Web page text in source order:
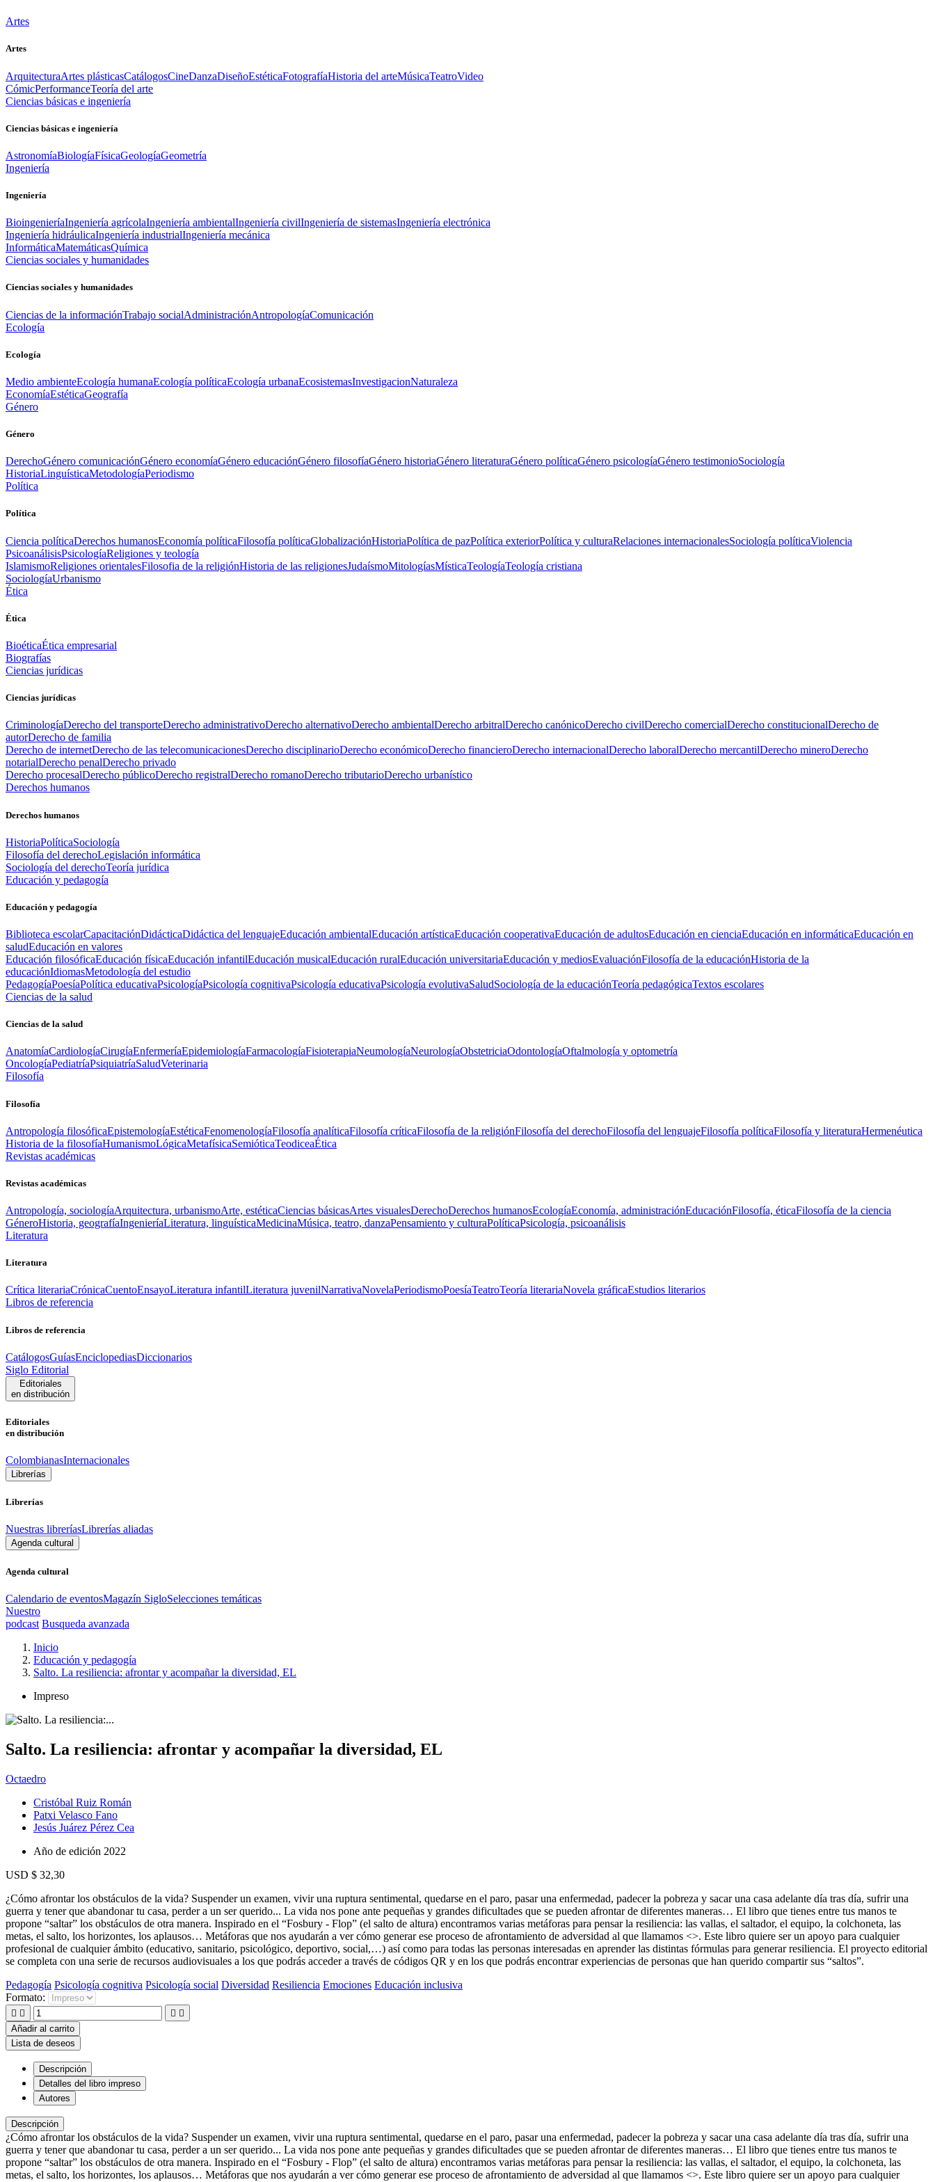
Artes
Artes
ArquitecturaArtes plásticasCatálogosCineDanzaDiseñoEstéticaFotografíaHistoria del arteMúsicaTeatroVideo
CómicPerformanceTeoría del arte
Ciencias básicas e ingeniería
Ciencias básicas e ingeniería
AstronomíaBiologíaFísicaGeologíaGeometría
Ingeniería
Ingeniería
BioingenieríaIngeniería agrícolaIngeniería ambientalIngeniería civilIngeniería de sistemasIngeniería electrónica
Ingeniería hidráulicaIngeniería industrialIngeniería mecánica
InformáticaMatemáticasQuímica
Ciencias sociales y humanidades
Ciencias sociales y humanidades
Ciencias de la informaciónTrabajo socialAdministraciónAntropologíaComunicación
Ecología
Ecología
Medio ambienteEcología humanaEcología políticaEcología urbanaEcosistemasInvestigacionNaturaleza
EconomíaEstéticaGeografía
Género
Género
DerechoGénero comunicaciónGénero economíaGénero educaciónGénero filosofíaGénero historiaGénero literaturaGénero políticaGénero psicologíaGénero testimonioSociología
HistoriaLinguísticaMetodologíaPeriodismo
Política
Política
Ciencia políticaDerechos humanosEconomía políticaFilosofía políticaGlobalizaciónHistoriaPolítica de pazPolítica exteriorPolítica y culturaRelaciones internacionalesSociología políticaViolencia
PsicoanálisisPsicologíaReligiones y teología
IslamismoReligiones orientalesFilosofia de la religiónHistoria de las religionesJudaísmoMitologíasMísticaTeologíaTeología cristiana
SociologíaUrbanismo
Ética
Ética
BioéticaÉtica empresarial
Biografías
Ciencias jurídicas
Ciencias jurídicas
CriminologíaDerecho del transporteDerecho administrativoDerecho alternativoDerecho ambientalDerecho arbitralDerecho canónicoDerecho civilDerecho comercialDerecho constitucionalDerecho de
autorDerecho de familia
Derecho de internetDerecho de las telecomunicacionesDerecho disciplinarioDerecho económicoDerecho financieroDerecho internacionalDerecho laboralDerecho mercantilDerecho mineroDerecho
notarialDerecho penalDerecho privado
Derecho procesalDerecho públicoDerecho registralDerecho romanoDerecho tributarioDerecho urbanístico
Derechos humanos
Derechos humanos
HistoriaPolíticaSociología
Filosofía del derechoLegislación informática
Sociología del derechoTeoría jurídica
Educación y pedagogía
Educación y pedagogía
Biblioteca escolarCapacitaciónDidácticaDidáctica del lenguajeEducación ambientalEducación artísticaEducación cooperativaEducación de adultosEducación en cienciaEducación en informáticaEducación en
saludEducación en valores
Educación filosóficaEducación físicaEducación infantilEducación musicalEducación ruralEducación universitariaEducación y mediosEvaluaciónFilosofía de la educaciónHistoria de la
educaciónIdiomasMetodología del estudio
PedagogíaPoesíaPolítica educativaPsicologíaPsicología cognitivaPsicología educativaPsicología evolutivaSaludSociología de la educaciónTeoría pedagógicaTextos escolares
Ciencias de la salud
Ciencias de la salud
AnatomíaCardiologíaCirugíaEnfermeríaEpidemiologíaFarmacologíaFisioterapiaNeumologíaNeurologíaObstetriciaOdontologíaOftalmología y optometría
OncologíaPediatríaPsiquiatríaSaludVeterinaria
Filosofía
Filosofía
Antropología filosóficaEpistemologíaEstéticaFenomenologíaFilosofía analíticaFilosofía críticaFilosofía de la religiónFilosofía del derechoFilosofía del lenguajeFilosofía políticaFilosofía y literaturaHermenéutica
Historia de la filosofíaHumanismoLógicaMetafísicaSemióticaTeodiceaÉtica
Revistas académicas
Revistas académicas
Antropología, sociologíaArquitectura, urbanismoArte, estéticaCiencias básicasArtes visualesDerechoDerechos humanosEcologíaEconomía, administraciónEducaciónFilosofía, éticaFilosofía de la ciencia
GéneroHistoria, geografíaIngenieríaLiteratura, linguísticaMedicinaMúsica, teatro, danzaPensamiento y culturaPolíticaPsicología, psicoanálisis
Literatura
Literatura
Crítica literariaCrónicaCuentoEnsayoLiteratura infantilLiteratura juvenilNarrativaNovelaPeriodismoPoesíaTeatroTeoría literariaNovela gráficaEstudios literarios
Libros de referencia
Libros de referencia
CatálogosGuíasEnciclopediasDiccionarios
Siglo Editorial
Editoriales
en distribución
Editoriales
en distribución
ColombianasInternacionales
Librerías
Librerías
Nuestras libreríasLibrerías aliadas
Agenda cultural
Agenda cultural
Calendario de eventosMagazín SigloSelecciones temáticas
Nuestro
podcast Busqueda avanzada
Inicio
Educación y pedagogía
Salto. La resiliencia: afrontar y acompañar la diversidad, EL
Impreso
Salto. La resiliencia: afrontar y acompañar la diversidad, EL
Octaedro
Cristóbal Ruiz Román
Patxi Velasco Fano
Jesús Juárez Pérez Cea
Año de edición 2022
USD $ 32,30
¿Cómo afrontar los obstáculos de la vida? Suspender un examen, vivir una ruptura sentimental, quedarse en el paro, pasar una enfermedad, padecer la pobreza y sacar una casa adelante día tras día, sufrir una
guerra y tener que abandonar tu casa, perder a un ser querido... La vida nos pone ante pequeñas y grandes dificultades que se pueden afrontar de diferentes maneras… El libro que tienes entre tus manos te
propone “saltar” los obstáculos de otra manera. Inspirado en el “Fosbury - Flop” (el salto de altura) encontramos varias metáforas para pensar la resiliencia: las vallas, el saltador, el equipo, la colchoneta, las
metas, el salto, los horizontes, los aplausos… Metáforas que nos ayudarán a ver cómo generar ese proceso de afrontamiento de adversidad al que llamamos <>. Este libro quiere ser un apoyo para cualquier
profesional de cualquier ámbito (educativo, sanitario, psicológico, deportivo, social,…) así como para todas las personas interesadas en aprender las distintas fórmulas para generar resiliencia. El proyecto editorial
se completa con una serie de recursos audiovisuales a los que podrás acceder a través de códigos QR y en los que podrás encontrar experiencias de personas que han querido compartir sus “saltos”.
Pedagogía Psicología cognitiva Psicología social Diversidad Resiliencia Emociones Educación inclusiva
Formato:
   
Añadir al carrito
Lista de deseos
Descripción
Detalles del libro impreso
Autores
Descripción
¿Cómo afrontar los obstáculos de la vida? Suspender un examen, vivir una ruptura sentimental, quedarse en el paro, pasar una enfermedad, padecer la pobreza y sacar una casa adelante día tras día, sufrir una
guerra y tener que abandonar tu casa, perder a un ser querido... La vida nos pone ante pequeñas y grandes dificultades que se pueden afrontar de diferentes maneras… El libro que tienes entre tus manos te
propone “saltar” los obstáculos de otra manera. Inspirado en el “Fosbury - Flop” (el salto de altura) encontramos varias metáforas para pensar la resiliencia: las vallas, el saltador, el equipo, la colchoneta, las
metas, el salto, los horizontes, los aplausos… Metáforas que nos ayudarán a ver cómo generar ese proceso de afrontamiento de adversidad al que llamamos <>. Este libro quiere ser un apoyo para cualquier